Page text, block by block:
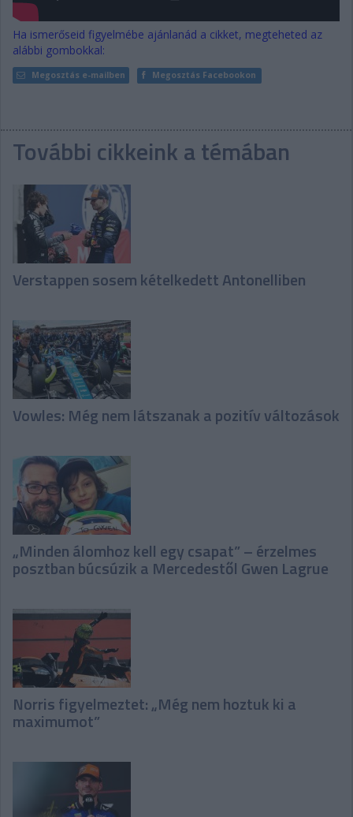
Ha ismerőseid figyelmébe ajánlanád a cikket, megteheted az
alábbi gombokkal:
Megosztás e-mailben Megosztás Facebookon
További cikkeink a témában
Verstappen sosem kételkedett Antonelliben
Vowles: Még nem látszanak a pozitív változások
„Minden álomhoz kell egy csapat” – érzelmes
posztban búcsúzik a Mercedestől Gwen Lagrue
Norris figyelmeztet: „Még nem hoztuk ki a
maximumot”